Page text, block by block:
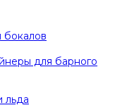
для барного
льда